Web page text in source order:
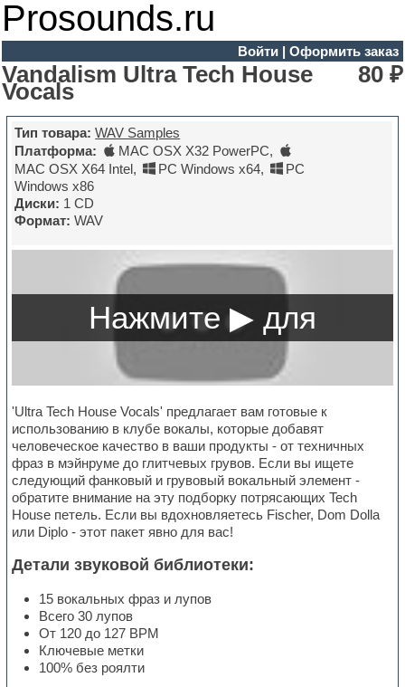
Prosounds.ru
Войти| Оформить заказ
Vandalism Ultra Tech House
Vocals
80 ₽
Тип товара: WAV Samples
Платформа:
MAC OSX X32 PowerPC,
MAC OSX X64 Intel, PC Windows x64,
PC
Windows x86
Диски: 1 CD
Формат: WAV
'Ultra Tech House Vocals' предлагает вам готовые к
использованию в клубе вокалы, которые добавят
человеческое качество в ваши продукты - от техничных
фраз в мэйнруме до глитчевых грувов. Если вы ищете
следующий фанковый и грувовый вокальный элемент -
обратите внимание на эту подборку потрясающих Tech
House петель. Если вы вдохновляетесь Fischer, Dom Dolla
или Diplo - этот пакет явно для вас!
Детали звуковой библиотеки:
15 вокальных фраз и лупов
Всего 30 лупов
От 120 до 127 BPM
Ключевые метки
100% без роялти